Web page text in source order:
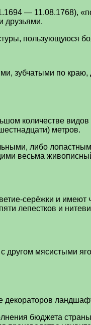
— 11.08.1768),
друзьями.
пользующуюся
зубчатыми по
количестве
метров.
либо
весьма
серёжки и имеют
лепестков и
с другом мясистыми
бюджета